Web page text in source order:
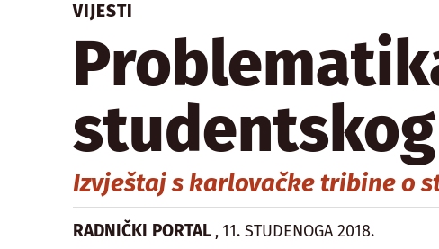
VIJESTI
Izvještaj s karlovačke tribine o
RADNIČKI PORTAL ,11. STUDENOGA 2018.